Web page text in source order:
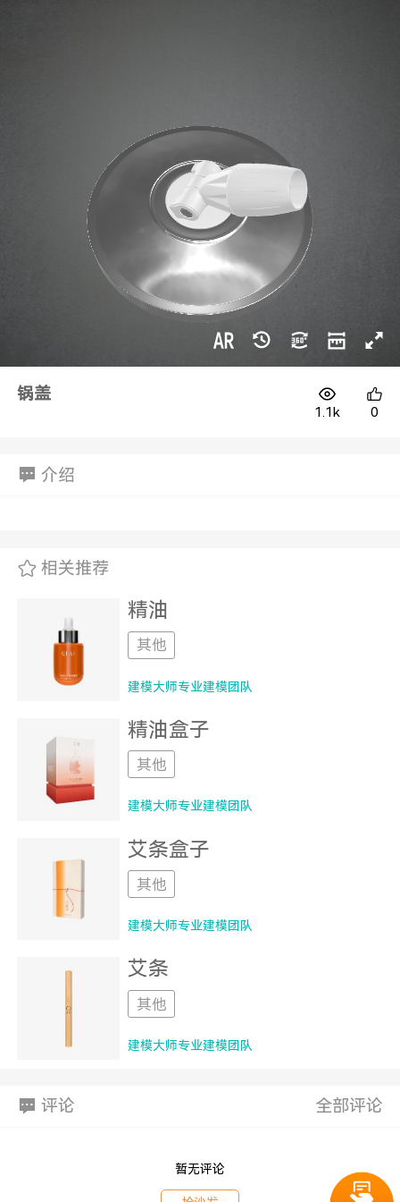
锅盖
1.1k 0
介绍
相关推荐
精油
其他
建模大师专业建模团队
精油盒子
其他
建模大师专业建模团队
艾条盒子
其他
建模大师专业建模团队
艾条
其他
建模大师专业建模团队
评论 全部评论
暂无评论